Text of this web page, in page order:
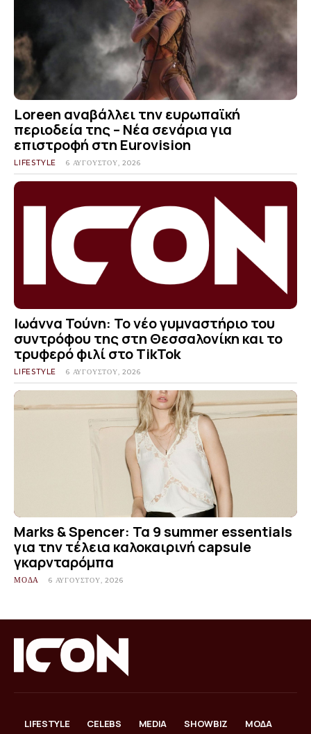
Loreen αναβάλλει την ευρωπαϊκή
περιοδεία της – Νέα σενάρια για
επιστροφή στη Eurovision
LIFESTYLE 6 ΑΥΓΟΎΣΤΟΥ, 2026
Ιωάννα Τούνη: Το νέο γυμναστήριο του
συντρόφου της στη Θεσσαλονίκη και το
τρυφερό φιλί στο TikTok
LIFESTYLE 6 ΑΥΓΟΎΣΤΟΥ, 2026
Marks & Spencer: Τα 9 summer essentials
για την τέλεια καλοκαιρινή capsule
γκαρνταρόμπα
ΜΟΔΑ 6 ΑΥΓΟΎΣΤΟΥ, 2026
LIFESTYLE CELEBS MEDIA SHOWBIZ ΜΟΔΑ